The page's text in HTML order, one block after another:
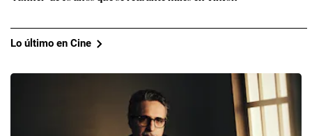
Lo último en Cine